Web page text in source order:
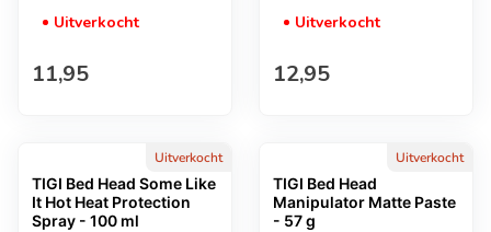
Uitverkocht
Normale prijs
11,95
Uitverkocht
Normale prijs
12,95
Uitverkocht
TIGI Bed Head Some Like
It Hot Heat Protection
Spray - 100 ml
Uitverkocht
TIGI Bed Head
Manipulator Matte Paste
- 57 g